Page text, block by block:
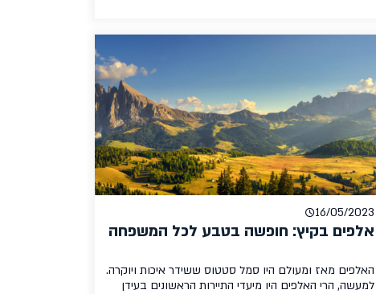
ואטרקציות לכל המשפחה. תוסיפו לזה עלויות מחייה זולות,
16/05/2023
אלפים בקיץ: חופשה בטבע לכל המשפחה
האלפים מאז ומעולם היו סמל סטטוס ששידר איכות ויוקרה.
למעשה, הרי האלפים היו מיעדי התיירות הראשונים בעידן